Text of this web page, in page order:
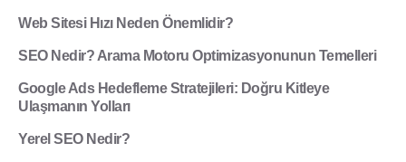
Web Sitesi Hızı Neden Önemlidir?
SEO Nedir? Arama Motoru Optimizasyonunun Temelleri
Google Ads Hedefleme Stratejileri: Doğru Kitleye
Ulaşmanın Yolları
Yerel SEO Nedir?